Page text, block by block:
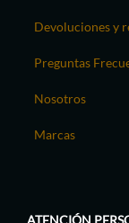
Devoluciones y
Preguntas
Nosotros
Marcas